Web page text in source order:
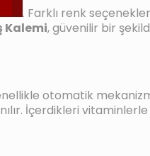
Farklı renk
Kalemi, güvenilir bir
otomatik
İçerdikleri